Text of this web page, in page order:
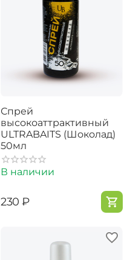
Спрей
высокоаттрактивный
ULTRABAITS (Шоколад)
50мл
В наличии
‍230‍ ₽